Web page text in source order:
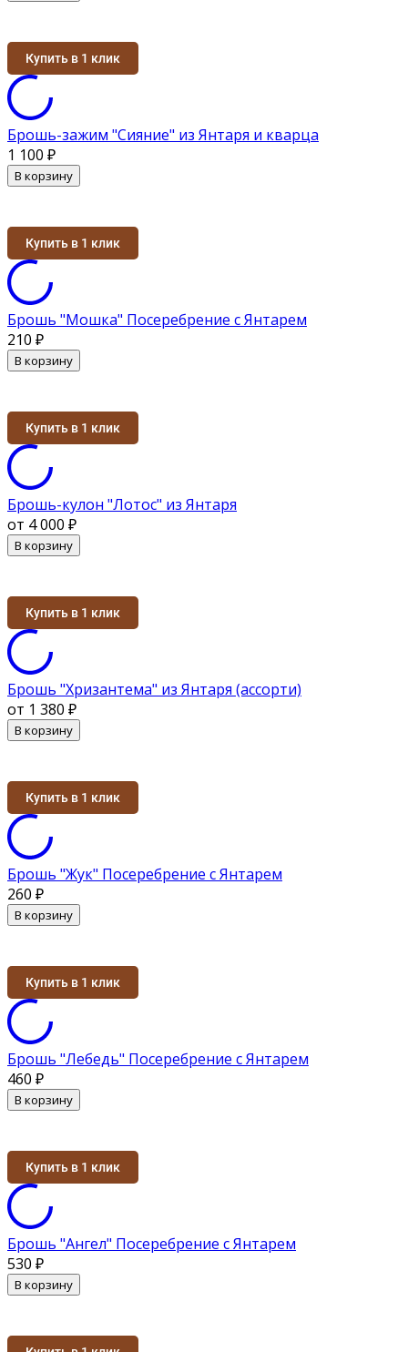
Купить в 1 клик
Брошь-зажим "Сияние" из Янтаря и кварца
1 100 ₽
В корзину
Купить в 1 клик
Брошь "Мошка" Посеребрение с Янтарем
210 ₽
В корзину
Купить в 1 клик
Брошь-кулон "Лотос" из Янтаря
от 4 000 ₽
В корзину
Купить в 1 клик
Брошь "Хризантема" из Янтаря (ассорти)
от 1 380 ₽
В корзину
Купить в 1 клик
Брошь "Жук" Посеребрение с Янтарем
260 ₽
В корзину
Купить в 1 клик
Брошь "Лебедь" Посеребрение с Янтарем
460 ₽
В корзину
Купить в 1 клик
Брошь "Ангел" Посеребрение с Янтарем
530 ₽
В корзину